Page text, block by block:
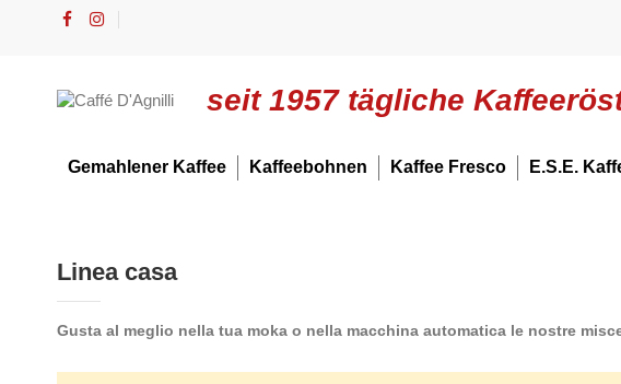
seit 1957 tägliche
Gemahlener Kaffee Kaffeebohnen Kaffee Fresco E.S.E.
Linea casa
Gusta al meglio nella tua moka o nella macchina automatica le nostre